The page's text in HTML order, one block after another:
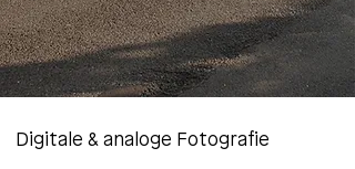
Digitale & analoge Fotografie